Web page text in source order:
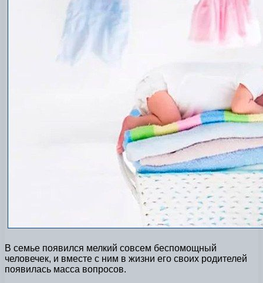
В семье появился мелкий совсем беспомощный
человечек, и вместе с ним в жизни его своих родителей
появилась масса вопросов.